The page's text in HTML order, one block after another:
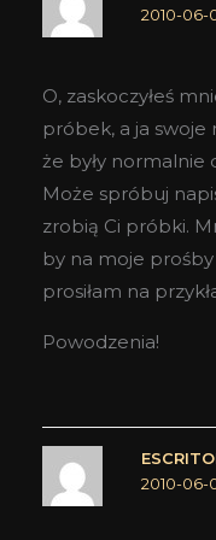
2010-06-
O, zaskoczyłeś
próbek, a ja swoje
że były normalnie
Może spróbuj
zrobią Ci próbki.
by na moje
prosiłam na
Powodzenia!
2010-06-